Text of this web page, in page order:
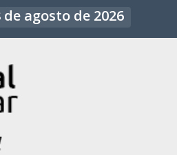
de agosto de 2026